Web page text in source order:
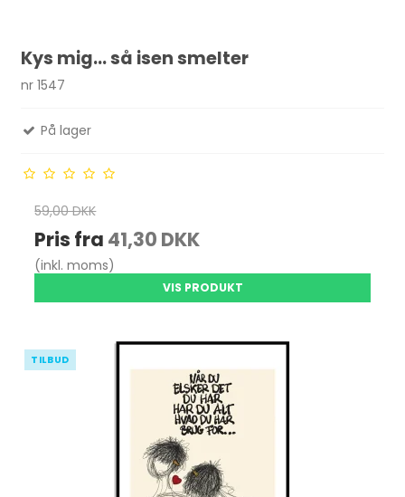
Kys mig... så isen smelter
nr 1547
På lager
59,00 DKK
Pris fra 41,30 DKK
(inkl. moms)
VIS PRODUKT
TILBUD